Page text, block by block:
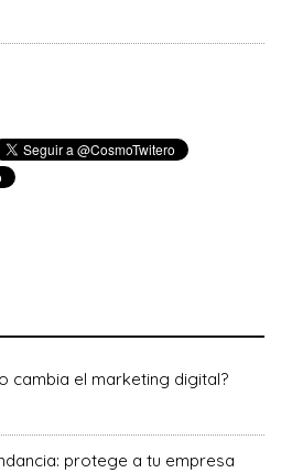
cambia el marketing digital?
protege a tu empresa